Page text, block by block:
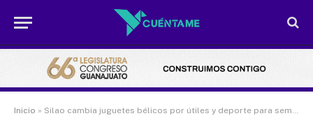
Inicio » Silao cambia juguetes bélicos por útiles y deporte para sembrar la cultura de paz entre niñas y niños